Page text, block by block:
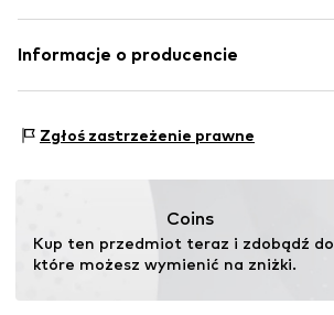
Ściągacz
Krój: Normalny krój
Materiał: 100% Bawełna
Informacje o producencie
22457 Hamburg
Zgłoś zastrzeżenie prawne
Coins
Kup ten przedmiot teraz i zdobądź do
które możesz wymienić na zniżki.